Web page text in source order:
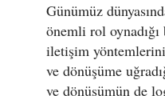
Günümüz
önemli rol
iletişim
ve dönüşüme
ve dönüşümün de